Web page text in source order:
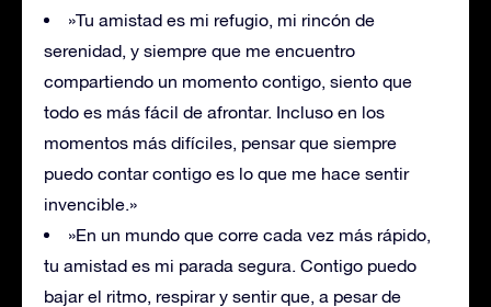
»Tu amistad es mi refugio, mi rincón de
serenidad, y siempre que me encuentro
compartiendo un momento contigo, siento que
todo es más fácil de afrontar. Incluso en los
momentos más difíciles, pensar que siempre
puedo contar contigo es lo que me hace sentir
invencible.»
»En un mundo que corre cada vez más rápido,
tu amistad es mi parada segura. Contigo puedo
bajar el ritmo, respirar y sentir que, a pesar de